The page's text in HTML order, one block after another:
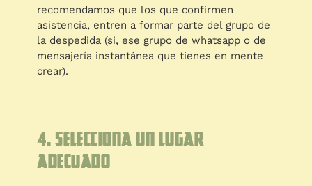
recomendamos que los que confirmen
asistencia, entren a formar parte del grupo de
la despedida (si, ese grupo de whatsapp o de
mensajería instantánea que tienes en mente
crear).
4. Selecciona un lugar
adecuado